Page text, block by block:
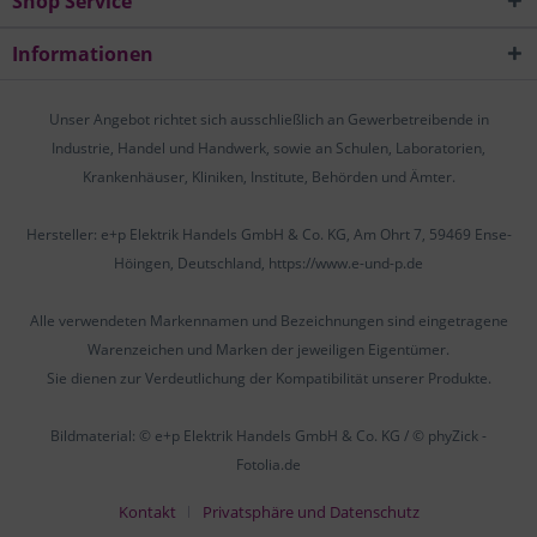
Informationen
Unser Angebot richtet sich ausschließlich an Gewerbetreibende in
Industrie, Handel und Handwerk, sowie an Schulen, Laboratorien,
Krankenhäuser, Kliniken, Institute, Behörden und Ämter.
Hersteller: e+p Elektrik Handels GmbH & Co. KG, Am Ohrt 7, 59469 Ense-
Höingen, Deutschland, https://www.e-und-p.de
Alle verwendeten Markennamen und Bezeichnungen sind eingetragene
Warenzeichen und Marken der jeweiligen Eigentümer.
Sie dienen zur Verdeutlichung der Kompatibilität unserer Produkte.
Bildmaterial: © e+p Elektrik Handels GmbH & Co. KG / © phyZick -
Fotolia.de
Kontakt
Privatsphäre und Datenschutz